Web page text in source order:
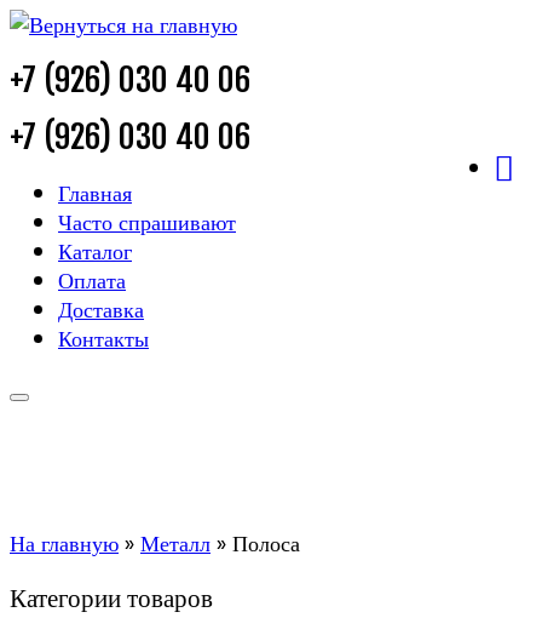
+7 (926) 030 40 06
+7 (926) 030 40 06
Главная
Часто спрашивают
Каталог
Оплата
Доставка
Контакты
На главную»Металл»Полоса
Категории товаров